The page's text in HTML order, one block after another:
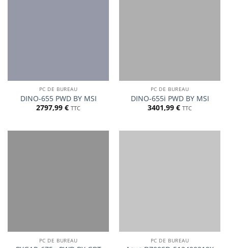
PC DE BUREAU
DINO-655 PWD BY MSI
2797,99 € TTC
PC DE BUREAU
DINO-655i PWD BY MSI
3401,99 € TTC
PC DE BUREAU PC DE BUREAU